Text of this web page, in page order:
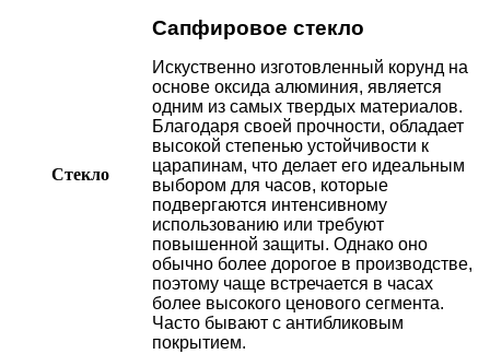
Стекло
Сапфировое стекло
Искуственно изготовленный корунд на
основе оксида алюминия, является
одним из самых твердых материалов.
Благодаря своей прочности, обладает
высокой степенью устойчивости к
царапинам, что делает его идеальным
выбором для часов, которые
подвергаются интенсивному
использованию или требуют
повышенной защиты. Однако оно
обычно более дорогое в производстве,
поэтому чаще встречается в часах
более высокого ценового сегмента.
Часто бывают с антибликовым
покрытием.